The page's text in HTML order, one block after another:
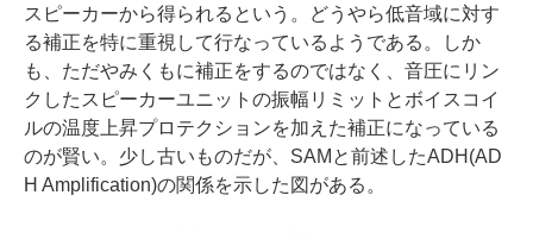
スピーカーから得られるという。どうやら低音域に対す
る補正を特に重視して行なっているようである。しか
も、ただやみくもに補正をするのではなく、音圧にリン
クしたスピーカーユニットの振幅リミットとボイスコイ
ルの温度上昇プロテクションを加えた補正になっている
のが賢い。少し古いものだが、SAMと前述したADH(AD
H Amplification)の関係を示した図がある。